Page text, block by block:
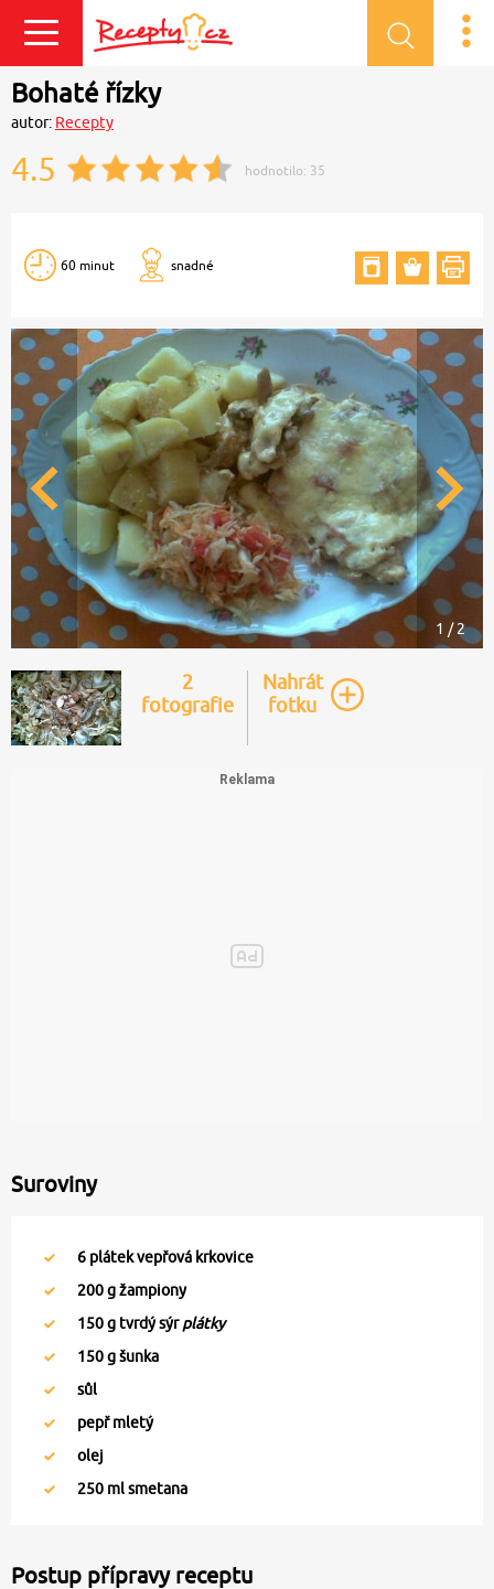
Přihlásit se
Bohaté řízky
autor: Recepty
4.5 hodnotilo: 35
60 minut snadné
1 / 2
2
fotografie
Nahrát
fotku
Suroviny
6 plátek vepřová krkovice
200g žampiony
150g tvrdý sýrplátky
150g šunka
sůl
pepř mletý
olej
250 ml smetana
Postup přípravy receptu